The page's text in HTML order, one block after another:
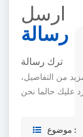
ارسل
رسالة
ترك رسالة
من التفاصيل،
موضوع :